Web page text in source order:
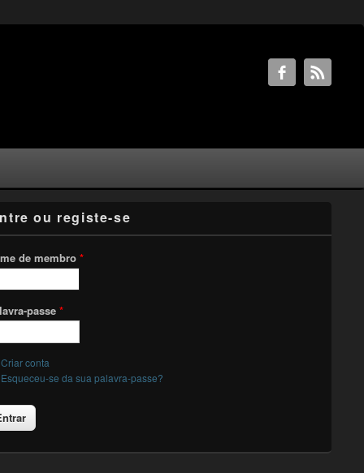
ou registe-se
de membro *
passe *
Criar conta
Esqueceu-se da sua palavra-passe?